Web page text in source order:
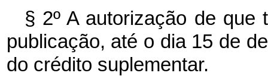
§ 2º A autorização de
publicação, até o dia 15 de
do crédito suplementar.